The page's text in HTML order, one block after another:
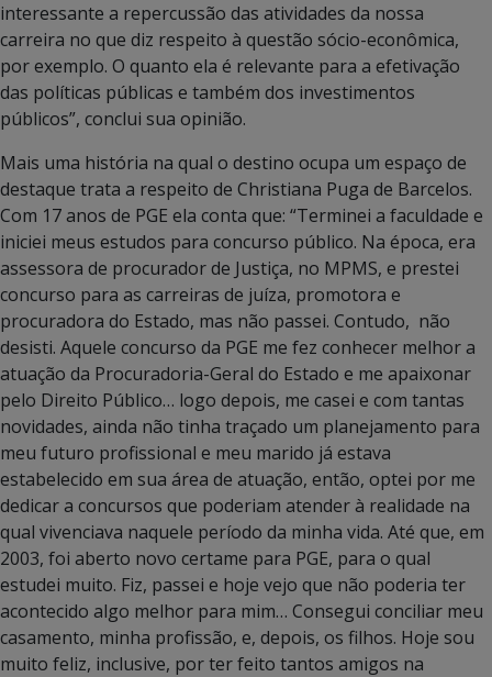
interessante a repercussão das atividades da nossa
carreira no que diz respeito à questão sócio-econômica,
por exemplo. O quanto ela é relevante para a efetivação
das políticas públicas e também dos investimentos
públicos”, conclui sua opinião.
Mais uma história na qual o destino ocupa um espaço de
destaque trata a respeito de Christiana Puga de Barcelos.
Com 17 anos de PGE ela conta que: “Terminei a faculdade e
iniciei meus estudos para concurso público. Na época, era
assessora de procurador de Justiça, no MPMS, e prestei
concurso para as carreiras de juíza, promotora e
procuradora do Estado, mas não passei. Contudo, não
desisti. Aquele concurso da PGE me fez conhecer melhor a
atuação da Procuradoria-Geral do Estado e me apaixonar
pelo Direito Público… logo depois, me casei e com tantas
novidades, ainda não tinha traçado um planejamento para
meu futuro profissional e meu marido já estava
estabelecido em sua área de atuação, então, optei por me
dedicar a concursos que poderiam atender à realidade na
qual vivenciava naquele período da minha vida. Até que, em
2003, foi aberto novo certame para PGE, para o qual
estudei muito. Fiz, passei e hoje vejo que não poderia ter
acontecido algo melhor para mim… Consegui conciliar meu
casamento, minha profissão, e, depois, os filhos. Hoje sou
muito feliz, inclusive, por ter feito tantos amigos na